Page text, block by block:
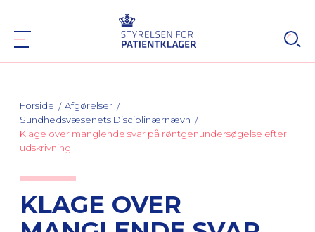
Forside
Afgørelser
Sundhedsvæsenets Disciplinærnævn
Klage over manglende svar på røntgenundersøgelse efter
udskrivning
KLAGE OVER